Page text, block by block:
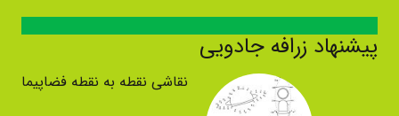
پیشنهاد زرافه جادویی
نقاشی نقطه به نقطه فضاپیما